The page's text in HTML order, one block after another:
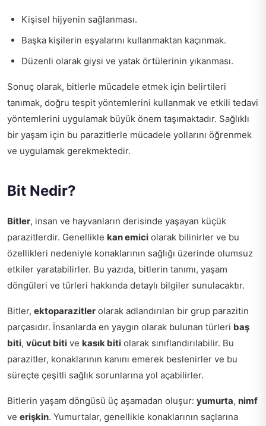
Kişisel hijyenin sağlanması.
Başka kişilerin eşyalarını kullanmaktan kaçınmak.
Düzenli olarak giysi ve yatak örtülerinin yıkanması.
Sonuç olarak, bitlerle mücadele etmek için belirtileri
tanımak, doğru tespit yöntemlerini kullanmak ve etkili tedavi
yöntemlerini uygulamak büyük önem taşımaktadır. Sağlıklı
bir yaşam için bu parazitlerle mücadele yollarını öğrenmek
ve uygulamak gerekmektedir.
Bit Nedir?
Bitler, insan ve hayvanların derisinde yaşayan küçük
parazitlerdir. Genellikle kan emici olarak bilinirler ve bu
özellikleri nedeniyle konaklarının sağlığı üzerinde olumsuz
etkiler yaratabilirler. Bu yazıda, bitlerin tanımı, yaşam
döngüleri ve türleri hakkında detaylı bilgiler sunulacaktır.
Bitler, ektoparazitler olarak adlandırılan bir grup parazitin
parçasıdır. İnsanlarda en yaygın olarak bulunan türleri baş
biti, vücut biti ve kasık biti olarak sınıflandırılabilir. Bu
parazitler, konaklarının kanını emerek beslenirler ve bu
süreçte çeşitli sağlık sorunlarına yol açabilirler.
Bitlerin yaşam döngüsü üç aşamadan oluşur: yumurta, nimf
ve erişkin. Yumurtalar, genellikle konaklarının saçlarına